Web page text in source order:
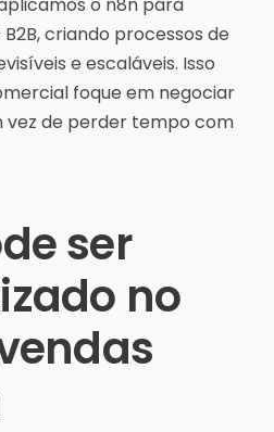
criando processos de
e escaláveis. Isso
foque em negociar
vez de perder tempo com
ser
no